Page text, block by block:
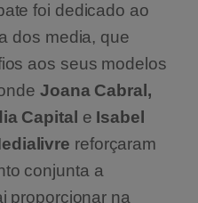
foi dedicado ao
dos media, que
aos seus modelos
Joana Cabral,
Capital e Isabel
reforçaram
conjunta a
proporcionar na